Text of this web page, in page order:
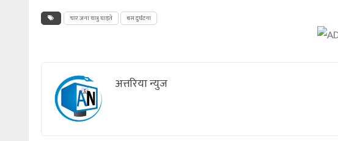
चार जना यात्रु घाइते बस दुर्घटना
अत्तरिया न्युज